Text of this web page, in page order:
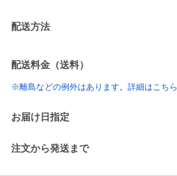
配送方法
配送料金（送料）
※離島などの例外はあります。詳細はこちら
お届け日指定
注文から発送まで